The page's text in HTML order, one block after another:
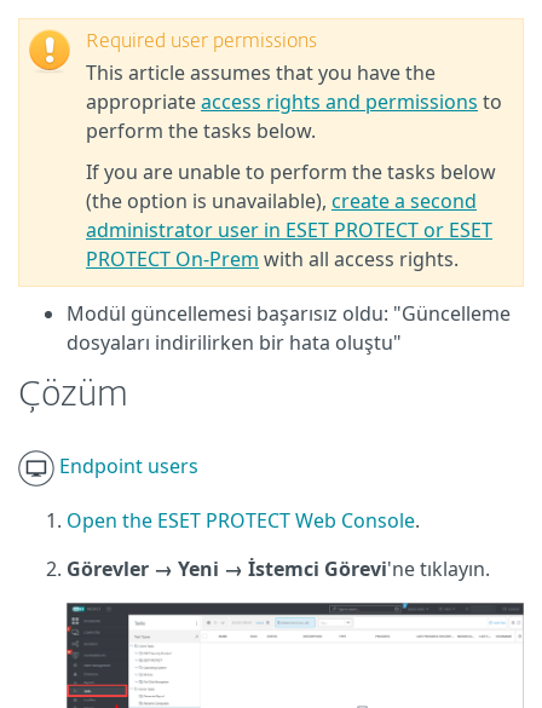
Required user permissions
This article assumes that you have the
appropriateaccess rights and permissions to
perform the tasks below.
If you are unable to perform the tasks below
(the option is unavailable), create a second
administrator user in ESET PROTECT or ESET
PROTECT On-Prem with all access rights.
Modül güncellemesi başarısız oldu: "Güncelleme
dosyaları indirilirken bir hata oluştu"
Çözüm
Endpoint users
Open the ESET PROTECT Web Console.
Görevler → Yeni → İstemci Görevi'ne tıklayın.